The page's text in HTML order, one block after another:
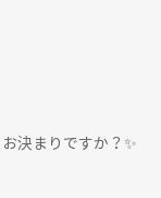
決まりですか？✨